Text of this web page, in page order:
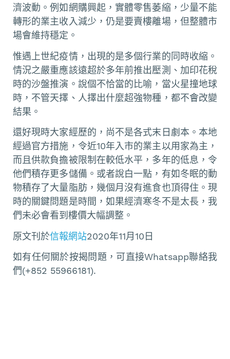
濟波動。例如網購興起，實體零售萎縮，少量不能
轉形的業主收入減少，仍是要賣樓離場，但整體市
場會維持穩定。
惟遇上世紀疫情，出現的是多個行業的同時收縮。
情況之嚴重應該遠超於多年前推出壓測、加印花稅
時的沙盤推演。說個不恰當的比喻，當火星撞地球
時，不管天擇、人擇出什麼超強物種，都不會改變
結果。
還好現時大家經歷的，尚不是各式末日劇本。本地
經過官方措施，令近10年入市的業主以用家為主，
而且供款負擔被限制在較低水平，多年的低息，令
他們積存更多儲備。或者說白一點，有如冬眠的動
物積存了大量脂肪，幾個月沒有進食也頂得住。現
時的關鍵問題是時間，如果經濟寒冬不是太長，我
們未必會看到樓價大幅調整。
原文刊於信報網站2020年11月10日
如有任何關於按揭問題，可直接Whatsapp聯絡我
們(+852 55966181).